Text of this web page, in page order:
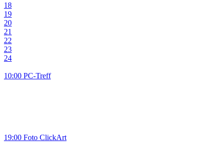
18
19
20
21
22
23
24
10:00 PC-Treff
19:00 Foto ClickArt